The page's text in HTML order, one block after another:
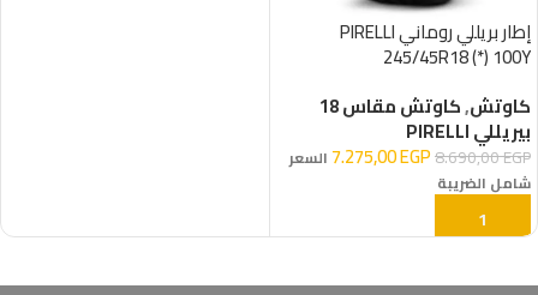
إطار بريللي روماني PIRELLI
245/45R18 (*) 100Y
كاوتش,كاوتش مقاس 18
بيريللي PIRELLI
8.690,00EGP
7.275,00EGP
السعر
شامل الضريبة
إضافة إلى السلة